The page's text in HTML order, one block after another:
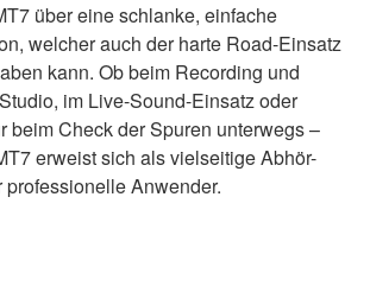
über eine schlanke, einfache
welcher auch der harte Road-Einsatz
kann. Ob beim Recording und
im Live-Sound-Einsatz oder
beim Check der Spuren unterwegs –
erweist sich als vielseitige Abhör-
professionelle Anwender.